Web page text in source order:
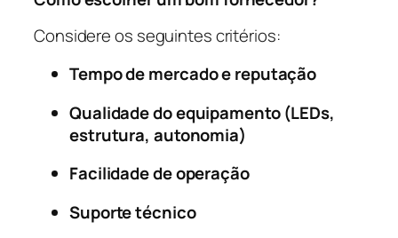
Considere os seguintes critérios:
Tempo de mercado e reputação
Qualidade do equipamento (LEDs,
estrutura, autonomia)
Facilidade de operação
Suporte técnico